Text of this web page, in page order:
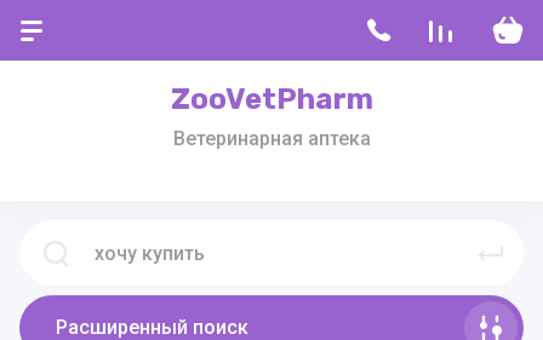
ZooVetPharm
Ветеринарная аптека
Расширенный поиск